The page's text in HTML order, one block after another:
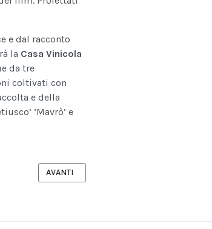
e dal racconto
la Casa Vinicola
da tre
coltivati con
e della
‘Mavrò’ e
ARTICOLO SUCCESSIVO: I QUADERNI DEL
AVANTI